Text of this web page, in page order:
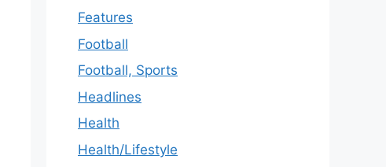
Features
Football
Football, Sports
Headlines
Health
Health/Lifestyle